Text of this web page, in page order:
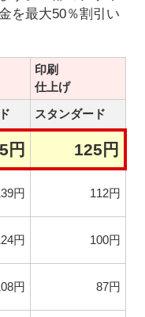
を最大50％割引い
印刷
仕上げ
スタンダード
円 125円
円 112円
円 100円
円 87円